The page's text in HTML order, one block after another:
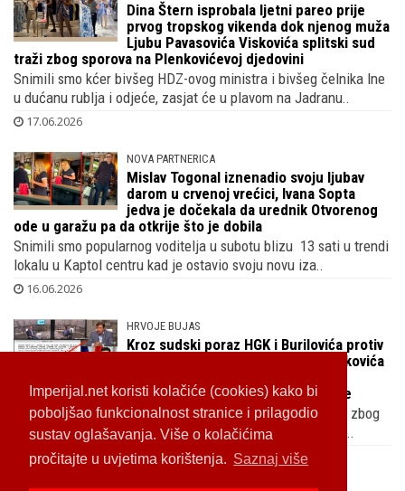
Imperijal.net koristi kolačiće (cookies) kako bi
poboljšao funkcionalnost stranice i prilagodio
sustav oglašavanja. Više o kolačićima
pročitajte u uvjetima korištenja. Saznaj više
Dina Štern isprobala ljetni pareo prije
prvog tropskog vikenda dok njenog muža
Ljubu Pavasovića Viskovića splitski sud
traži zbog sporova na Plenkovićevoj djedovini
Snimili smo kćer bivšeg HDZ-ovog ministra i bivšeg čelnika Ine
u dućanu rublja i odjeće, zasjat će u plavom na Jadranu..
17.06.2026
NOVA PARTNERICA
Mislav Togonal iznenadio svoju ljubav
darom u crvenoj vrećici, Ivana Sopta
jedva je dočekala da urednik Otvorenog
ode u garažu pa da otkrije što je dobila
Snimili smo popularnog voditelja u subotu blizu 13 sati u trendi
lokalu u Kaptol centru kad je ostavio svoju novu iza..
16.06.2026
HRVOJE BUJAS
Kroz sudski poraz HGK i Burilovića protiv
ZG poduzetnika koji ih je kod Stankovića
ljubavnice isplivala skupa putovanja u Dubai i drugdje
Predsjednik udruge Glas poduzetnika tužen je za klevetu zbog
izjava o Hrvatskoj gospodarskoj komori koje je izrekao u ..
15.06.2026